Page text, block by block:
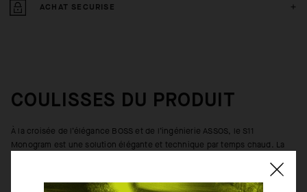
ACHAT SECURISE
COULISSES DU PRODUIT
À la croisée de l’élégance BOSS et de l’ingénierie ASSOS, le S11
Monogram est une solution élégante et technique par temps chaud. La
pour une respirabilité et une circulation de l’air qui rivalisent avec le
modèle EQUIPE RS tout en conservant le confort de la coupe du GT. Elle